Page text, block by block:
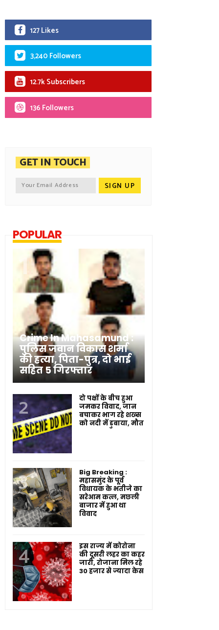
127 Likes
3,240 Followers
12.7k Subscribers
136 Followers
GET IN TOUCH
POPULAR
Crime In Mahasamund :
पुलिस जवान विकास शर्मा
की हत्या, पिता-पुत्र, दो भाई
सहित 5 गिरफ्तार
दो पक्षों के बीच हुआ
जमकर विवाद, जान
बचाकर भाग रहे शख्स
को नदी में डुबाया, मौत
Big Breaking :
महासमुंद के पूर्व
विधायक के भतीजे का
सरेआम कत्ल, मछली
बाजार में हुआ था
विवाद
इस राज्य में कोरोना
की दूसरी लहर का कहर
जारी, रोजाना मिल रहे
30 हजार से ज्यादा केस